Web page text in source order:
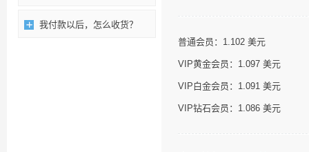
我付款以后，怎么收货？
普通会员：1.102 美元
VIP黄金会员：1.097 美元
VIP白金会员：1.091 美元
VIP钻石会员：1.086 美元